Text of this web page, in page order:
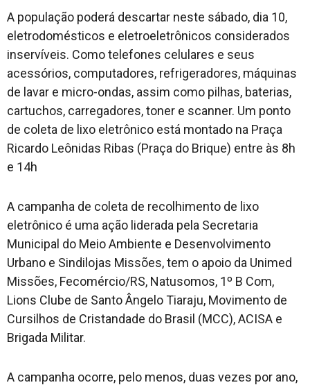
A população poderá descartar neste sábado, dia 10,
eletrodomésticos e eletroeletrônicos considerados
inservíveis. Como telefones celulares e seus
acessórios, computadores, refrigeradores, máquinas
de lavar e micro-ondas, assim como pilhas, baterias,
cartuchos, carregadores, toner e scanner. Um ponto
de coleta de lixo eletrônico está montado na Praça
Ricardo Leônidas Ribas (Praça do Brique) entre às 8h
e 14h
A campanha de coleta de recolhimento de lixo
eletrônico é uma ação liderada pela Secretaria
Municipal do Meio Ambiente e Desenvolvimento
Urbano e Sindilojas Missões, tem o apoio da Unimed
Missões, Fecomércio/RS, Natusomos, 1º B Com,
Lions Clube de Santo Ângelo Tiaraju, Movimento de
Cursilhos de Cristandade do Brasil (MCC), ACISA e
Brigada Militar.
A campanha ocorre, pelo menos, duas vezes por ano,